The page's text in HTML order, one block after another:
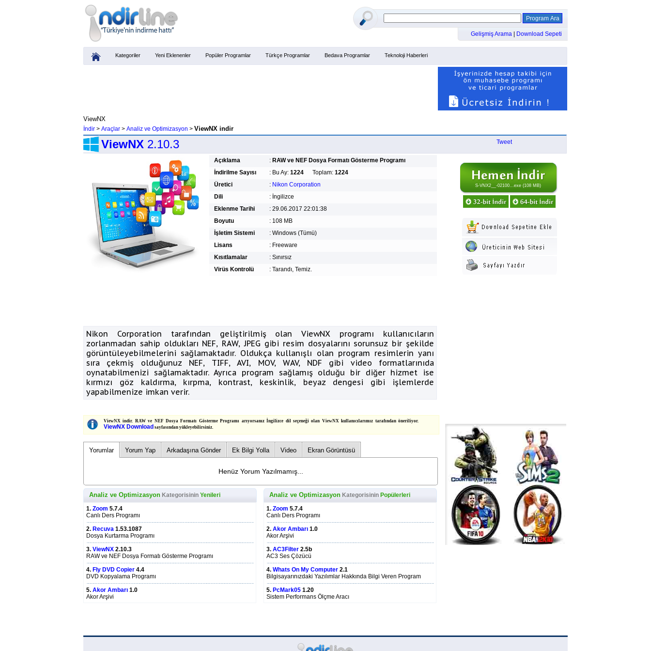
Kategoriler Yeni Eklenenler Popüler Programlar Türkçe Programlar Bedava Programlar Teknoloji Haberleri
ViewNX
İndir > Araçlar > Analiz ve Optimizasyon > ViewNX indir
ViewNX 2.10.3 Tweet
Açıklama : RAW ve NEF Dosya Formatı Gösterme Programı
İndirilme Sayısı
: Bu Ay: 1224 Toplam: 1224
Üretici
: Nikon Corporation
Dili
: İngilizce
Eklenme Tarihi
: 29.06.2017 22:01:38
Boyutu
: 108 MB
İşletim Sistemi
: Windows (Tümü)
Lisans
: Freeware
Kısıtlamalar
: Sınırsız
Virüs Kontrolü
: Tarandı, Temiz.
S-VNX2__-02100...exe (108 MB)
Nikon Corporation tarafından geliştirilmiş olan ViewNX programı kullanıcıların
zorlanmadan sahip oldukları NEF, RAW, JPEG gibi resim dosyalarını sorunsuz bir şekilde
görüntüleyebilmelerini sağlamaktadır. Oldukça kullanışlı olan program resimlerin yanı
sıra çekmiş olduğunuz NEF, TIFF, AVI, MOV, WAV, NDF gibi video formatlarınıda
oynatabilmenizi sağlamaktadır. Ayrıca program sağlamış olduğu bir diğer hizmet ise
kırmızı göz kaldırma, kırpma, kontrast, keskinlik, beyaz dengesi gibi işlemlerde
yapabilmenize imkan verir.
ViewNX indir. RAW ve NEF Dosya Formatı Gösterme Programı arıyorsanız İngilizce dil seçeneği olan ViewNX kullanıcılarımız tarafından öneriliyor.
ViewNX Download sayfasından yükleyebilirsiniz.
Yorumlar Yorum Yap Arkadaşına Gönder Ek Bilgi Yolla Video Ekran Görüntüsü
Henüz Yorum Yazılmamış...
Analiz ve Optimizasyon Kategorisinin Yenileri
1. Zoom 5.7.4
Canlı Ders Programı
2. Recuva 1.53.1087
Dosya Kurtarma Programı
3. ViewNX 2.10.3
RAW ve NEF Dosya Formatı Gösterme Programı
4. Fly DVD Copier 4.4
DVD Kopyalama Programı
5. Akor Ambarı 1.0
Akor Arşivi
Analiz ve Optimizasyon Kategorisinin Popülerleri
1. Zoom 5.7.4
Canlı Ders Programı
2. Akor Ambarı 1.0
Akor Arşivi
3. AC3Filter 2.5b
AC3 Ses Çözücü
4. Whats On My Computer 2.1
Bilgisayarınızdaki Yazılımlar Hakkında Bilgi Veren Program
5. PcMark05 1.20
Sistem Performans Ölçme Aracı
Gelişmiş Arama Download Sepeti